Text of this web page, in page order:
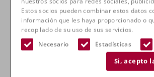
Estos socios pueden combinar estos datos
información que les haya proporcionado o
recopilado de su uso de sus servicios.
Necesario
Estadísticas
Si, acepto
Seguro y duradero
Además del confort, la seguridad es lo
yC 7000
cumplen estrictas normas de
diseñados para un uso intensivo en
asientos son robustos, fiables y están
duras condiciones del transporte diario.